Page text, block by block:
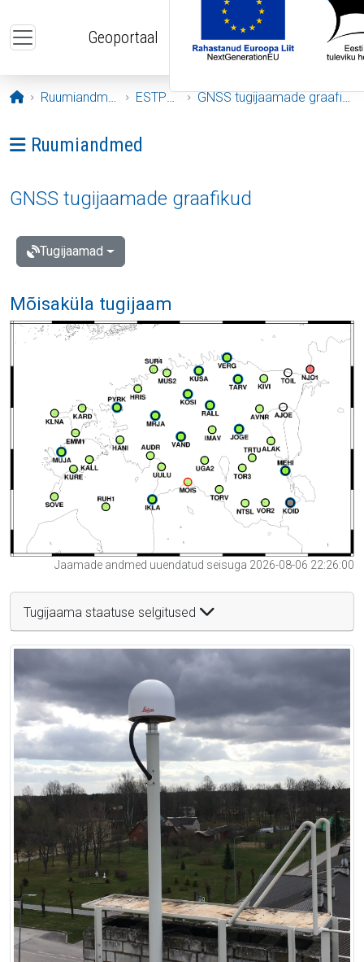
Geoportaal
Avaleht
Ruumiandmed ESTPOS GNSS tugijaamade graafikud
Ava menüü: Ruumiandmed
Ruumiandmed
GNSS tugijaamade graafikud
Tugijaamad
Mõisaküla tugijaam
Jaamade andmed uuendatud seisuga 2026-08-06 22:26:00
Tugijaama staatuse selgitused